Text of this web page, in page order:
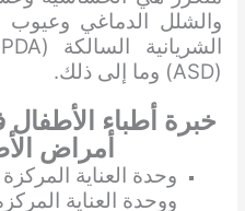
والشلل الدماغي وعيوب
(ASD) وما إلى ذلك.
خبرة أطباء
أمراض